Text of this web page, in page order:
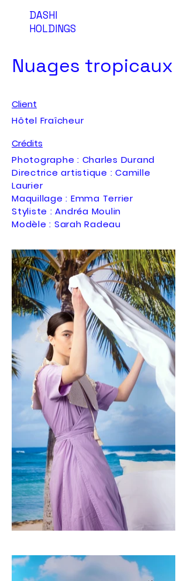
DASHI
HOLDINGS
Nuages tropicaux
Client
Hôtel Fraîcheur
Crédits
Photographe : Charles Durand
Directrice artistique : Camille
Laurier
Maquillage : Emma Terrier
Styliste : Andréa Moulin
Modèle : Sarah Radeau